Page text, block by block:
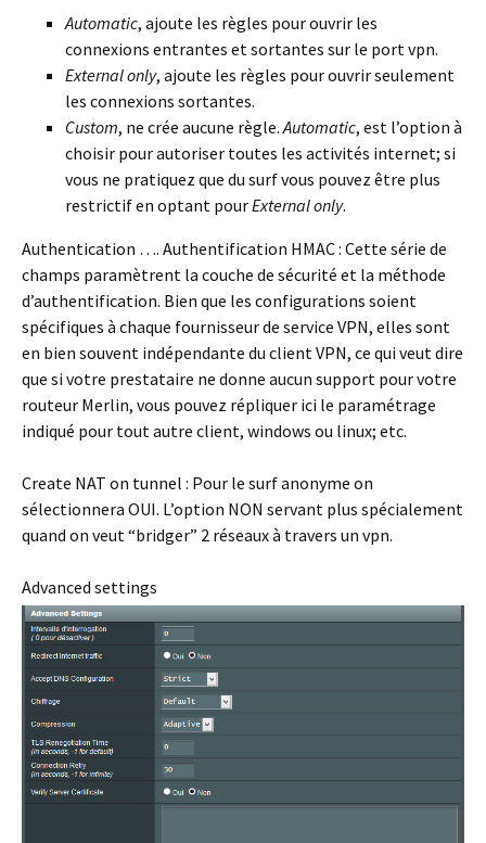
Automatic, ajoute les règles pour ouvrir les
connexions entrantes et sortantes sur le port vpn.
External only, ajoute les règles pour ouvrir seulement
les connexions sortantes.
Custom, ne crée aucune règle.Automatic, est l’option à
choisir pour autoriser toutes les activités internet; si
vous ne pratiquez que du surf vous pouvez être plus
restrictif en optant pourExternal only.
Authentication …. Authentification HMAC : Cette série de
champs paramètrent la couche de sécurité et la méthode
d’authentification. Bien que les configurations soient
spécifiques à chaque fournisseur de service VPN, elles sont
en bien souvent indépendante du client VPN, ce qui veut dire
que si votre prestataire ne donne aucun support pour votre
routeur Merlin, vous pouvez répliquer ici le paramétrage
indiqué pour tout autre client, windows ou linux; etc.
Create NAT on tunnel : Pour le surf anonyme on
sélectionnera OUI. L’option NON servant plus spécialement
quand on veut “bridger” 2 réseaux à travers un vpn.
Advanced settings